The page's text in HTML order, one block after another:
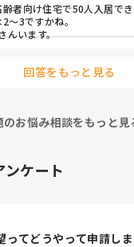
者向け住宅で50人入居でき
〜3ですかね。
んいます。
回答をもっと見る
のお悩み相談をもっと見
ケート
ってどうやって申請し